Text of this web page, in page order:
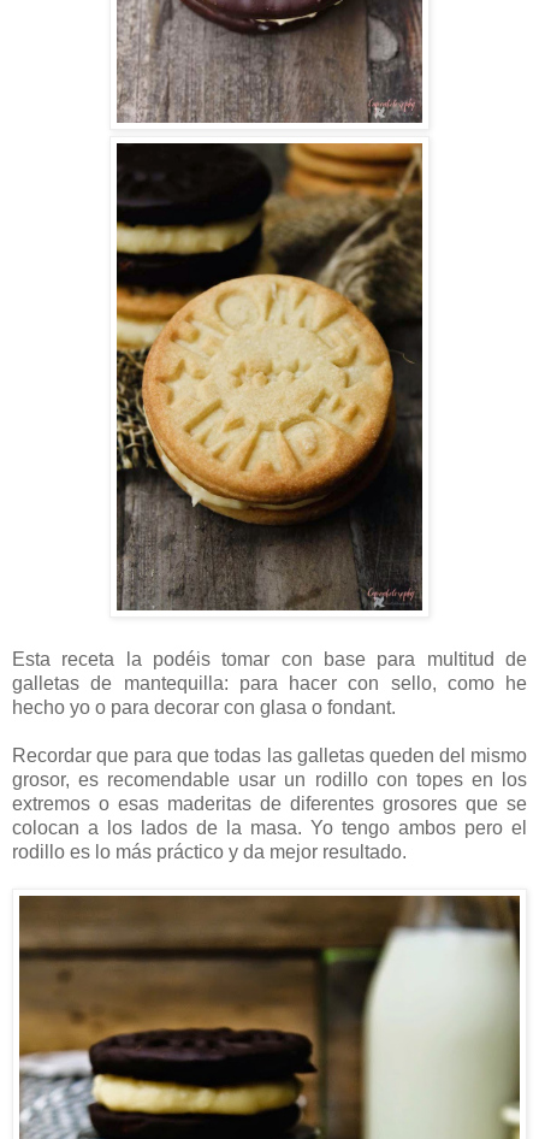
Esta receta la podéis tomar con base para multitud de
galletas de mantequilla: para hacer con sello, como he
hecho yo o para decorar con glasa o fondant.
Recordar que para que todas las galletas queden del mismo
grosor, es recomendable usar un rodillo con topes en los
extremos o esas maderitas de diferentes grosores que se
colocan a los lados de la masa. Yo tengo ambos pero el
rodillo es lo más práctico y da mejor resultado.